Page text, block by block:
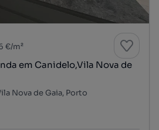
€/m²
em Canidelo,Vila Nova de
Nova de Gaia, Porto